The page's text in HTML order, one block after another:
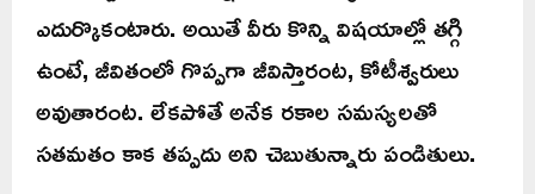
ఎదుర్కొకంటారు. అయితే వీరు కొన్ని విషయాల్లో తగ్గి
ఉంటే, జీవితంలో గొప్పగా జీవిస్తారంట, కోటీశ్వరులు
అవుతారంట. లేకపోతే అనేక రకాల సమస్యలతో
సతమతం కాక తప్పదు అని చెబుతున్నారు పండితులు.